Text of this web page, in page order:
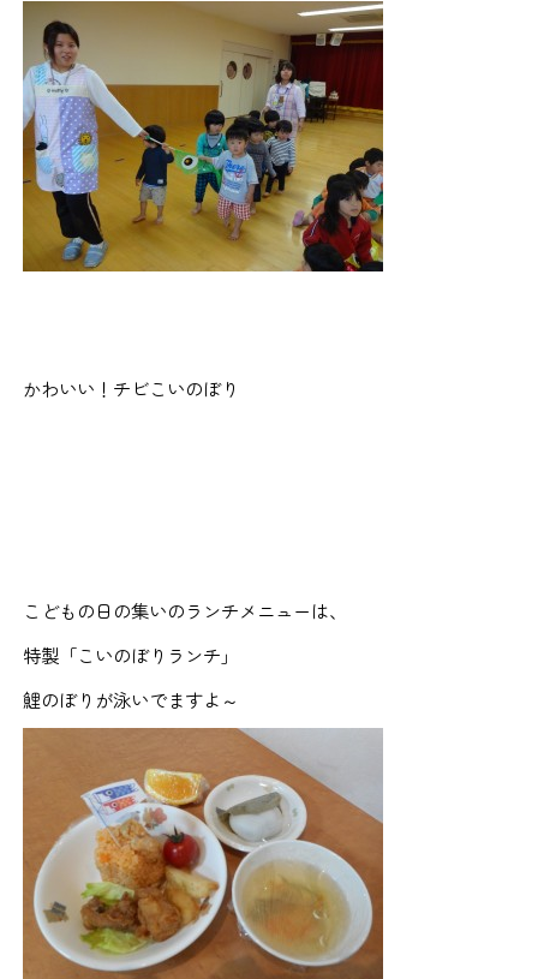
かわいい！チビこいのぼり
こどもの日の集いのランチメニューは、
特製「こいのぼりランチ」
鯉のぼりが泳いでますよ～